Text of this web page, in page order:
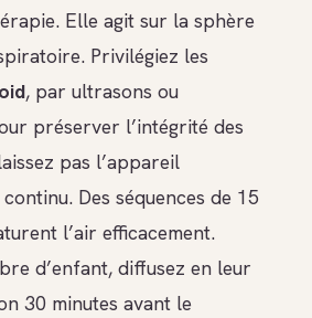
Elle agit sur la sphère
Privilégiez les
, par ultrasons ou
préserver l’intégrité des
pas l’appareil
Des séquences de 15
l’air efficacement.
d’enfant, diffusez en leur
30 minutes avant le